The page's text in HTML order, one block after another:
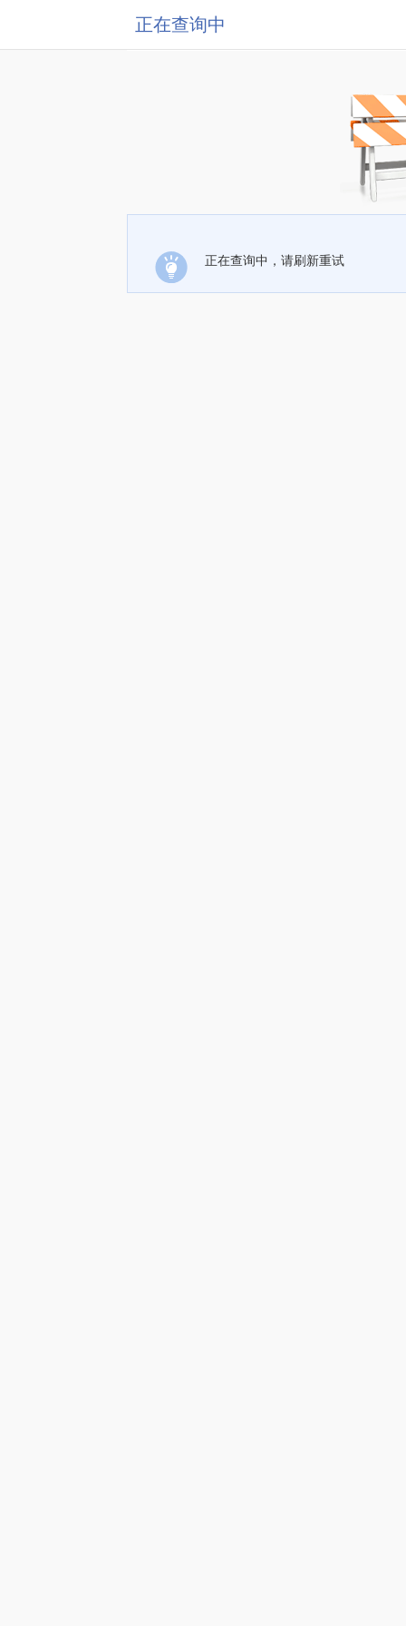
正在查询中
正在查询中，请刷新重试